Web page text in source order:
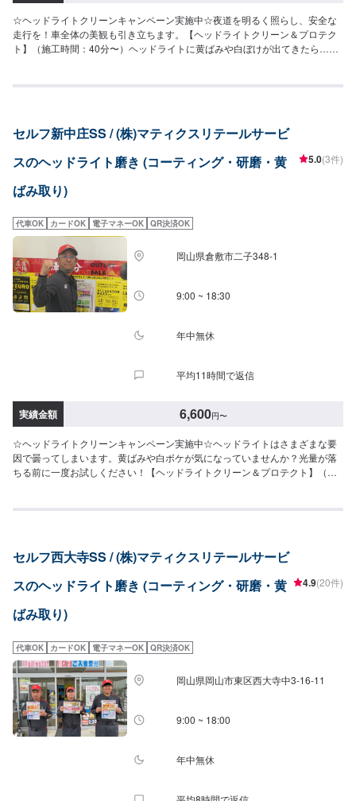
☆ヘッドライトクリーンキャンペーン実施中☆夜道を明るく照らし、安全な
走行を！車全体の美観も引き立ちます。【ヘッドライトクリーン＆プロテク
ト】（施工時間：40分〜）ヘッドライトに黄ばみや白ぼけが出てきたら…フ
セルフ新中庄SS / (株)マティクスリテールサービ
スのヘッドライト磨き (コーティング・研磨・黄
ばみ取り)
5.0(3件)
代車OK カードOK 電子マネーOK QR決済OK
岡山県倉敷市二子348-1
9:00 ~ 18:30
年中無休
平均11時間で返信
実績金額 6,600円〜
☆ヘッドライトクリーンキャンペーン実施中☆ヘッドライトはさまざまな要
因で曇ってしまいます。黄ばみや白ボケが気になっていませんか？光量が落
ちる前に一度お試しください！【ヘッドライトクリーン＆プロテクト】（施
セルフ西大寺SS / (株)マティクスリテールサービ
スのヘッドライト磨き (コーティング・研磨・黄
ばみ取り)
4.9(20件)
代車OK カードOK 電子マネーOK QR決済OK
岡山県岡山市東区西大寺中3-16-11
9:00 ~ 18:00
年中無休